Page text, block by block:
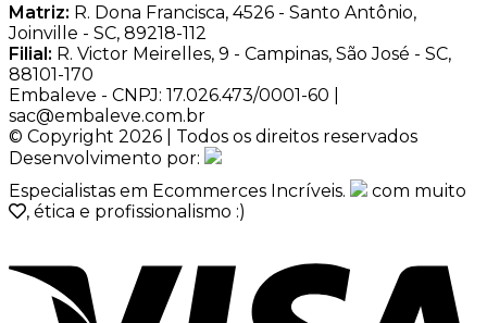
Matriz: R. Dona Francisca, 4526 - Santo Antônio,
Joinville - SC, 89218-112
Filial: R. Victor Meirelles, 9 - Campinas, São José - SC,
88101-170
Embaleve - CNPJ: 17.026.473/0001-60 |
sac@embaleve.com.br
© Copyright 2026 | Todos os direitos reservados
Desenvolvimento por:
Especialistas em Ecommerces Incríveis.
com muito
, ética e profissionalismo :)